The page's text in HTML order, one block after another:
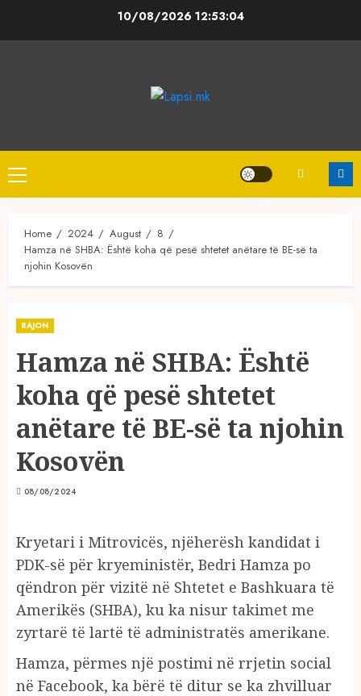
10/08/2026 12:53:05
Primary
Menu
Home 2024 August
8
Hamza në SHBA: Është koha që pesë shtetet anëtare të BE-së ta
njohin Kosovën
RAJON
Hamza në SHBA: Është
koha që pesë shtetet
anëtare të BE-së ta njohin
Kosovën
08/08/2024
Kryetari i Mitrovicës, njëherësh kandidat i
PDK-së për kryeministër, Bedri Hamza po
qëndron për vizitë në Shtetet e Bashkuara të
Amerikës (SHBA), ku ka nisur takimet me
zyrtarë të lartë të administratës amerikane.
Hamza, përmes një postimi në rrjetin social
në Facebook, ka bërë të ditur se ka zhvilluar